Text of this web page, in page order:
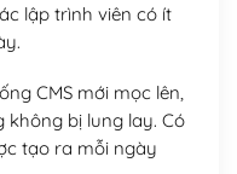
lập trình viên có ít
CMS mới mọc lên,
không bị lung lay. Có
tạo ra mỗi ngày